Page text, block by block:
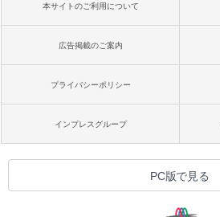
本サイトのご利用について
広告掲載のご案内
プライバシーポリシー
インプレスグループ
PC版で見る